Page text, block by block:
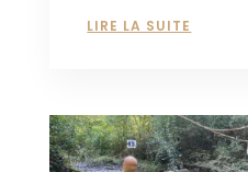
LIRE LA SUITE